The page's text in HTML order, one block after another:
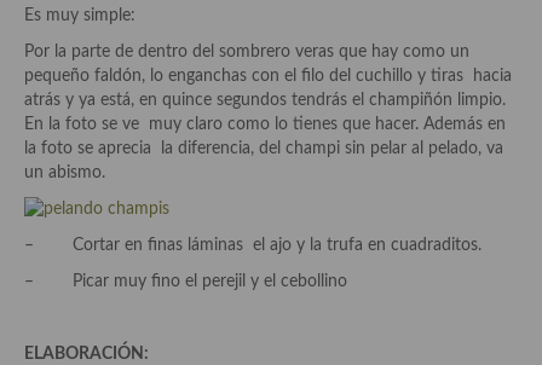
Postres y dulces
Postres con frutas
Quesos, recetas
Recetas Especiales
Es muy simple:
Por la parte de dentro del sombrero veras que hay como un
pequeño faldón, lo enganchas con el filo del cuchillo y tiras hacia
atrás y ya está, en quince segundos tendrás el champiñón limpio.
En la foto se ve muy claro como lo tienes que hacer. Además en
la foto se aprecia la diferencia, del champi sin pelar al pelado, va
un abismo.
– Cortar en finas láminas el ajo y la trufa en cuadraditos.
– Picar muy fino el perejil y el cebollino
ELABORACIÓN: